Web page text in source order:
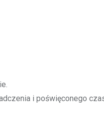
i poświęconego